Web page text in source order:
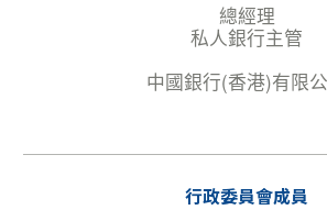
總經理
私人銀行主管
中國銀行(香港)有限
行政委員會成員